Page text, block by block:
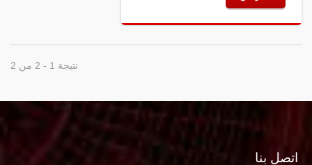
نتيجة 1 - 2 من 2
اتصل بنا